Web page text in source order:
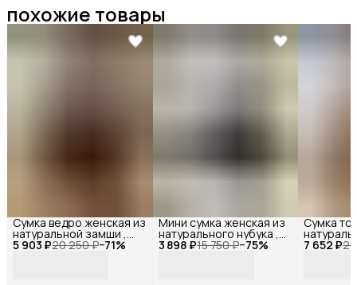
похожие товары
5 903 ₽20 250 ₽−71%
Сумка ведро женская из
натуральной замши ,
Reversal , 3 898 ₽15 750 ₽−75%
Мини сумка женская из
натурального нубука ,
Reversal , 7 652 ₽
Сумка
Reversal ,